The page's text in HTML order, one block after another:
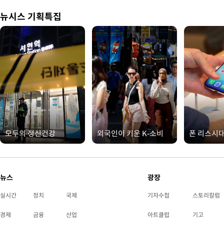
뉴시스 기획특집
모두의 정신건강 외국인이 키운 K-소비 폰 리스시
뉴스
실시간 정치 국제
경제 금융 산업
광장
기자수첩 스토리칼럼
아트클럽 기고